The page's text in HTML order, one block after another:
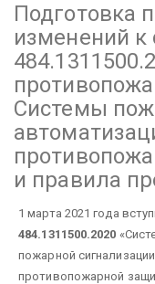
противопожарной
и автоматизация
правила
Подготовка
изменений к
Системы
и правила
1 марта 2021 года
484.1311500.2020
пожарной
противопожарной